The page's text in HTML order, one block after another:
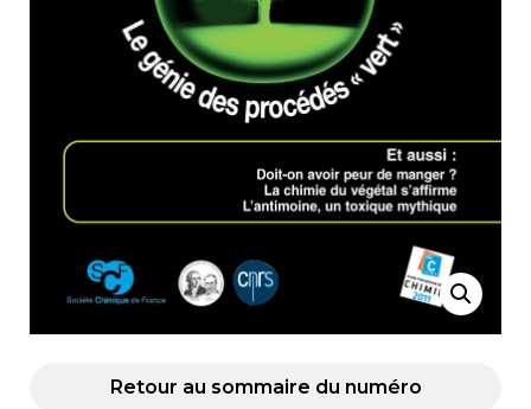
Retour au sommaire du numéro